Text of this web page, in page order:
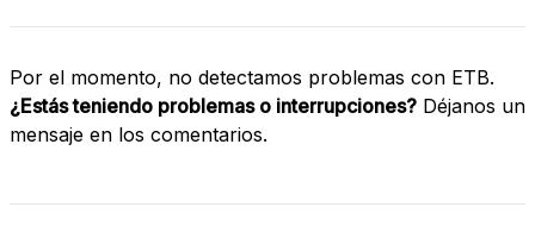
Por el momento, no detectamos problemas con ETB.
¿Estás teniendo problemas o interrupciones? Déjanos un
mensaje en los comentarios.